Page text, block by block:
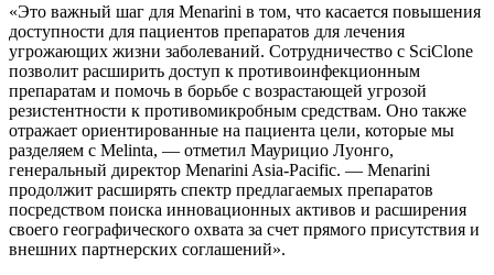
«Это важный шаг для Menarini в том, что касается повышения
доступности для пациентов препаратов для лечения
угрожающих жизни заболеваний. Сотрудничество с SciClone
позволит расширить доступ к противоинфекционным
препаратам и помочь в борьбе с возрастающей угрозой
резистентности к противомикробным средствам. Оно также
отражает ориентированные на пациента цели, которые мы
разделяем с Melinta, — отметил Маурицио Луонго,
генеральный директор Menarini Asia-Pacific. — Menarini
продолжит расширять спектр предлагаемых препаратов
посредством поиска инновационных активов и расширения
своего географического охвата за счет прямого присутствия и
внешних партнерских соглашений».